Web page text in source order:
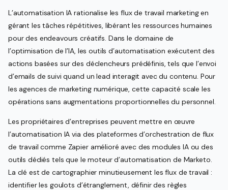
L’automatisation IA rationalise les flux de travail marketing en
gérant les tâches répétitives, libérant les ressources humaines
pour des endeavours créatifs. Dans le domaine de
l’optimisation de l’IA, les outils d’automatisation exécutent des
actions basées sur des déclencheurs prédéfinis, tels que l’envoi
d’emails de suivi quand un lead interagit avec du contenu. Pour
les agences de marketing numérique, cette capacité scale les
opérations sans augmentations proportionnelles du personnel.
Les propriétaires d’entreprises peuvent mettre en œuvre
l’automatisation IA via des plateformes d’orchestration de flux
de travail comme Zapier amélioré avec des modules IA ou des
outils dédiés tels que le moteur d’automatisation de Marketo.
La clé est de cartographier minutieusement les flux de travail :
identifier les goulots d’étranglement, définir des règles